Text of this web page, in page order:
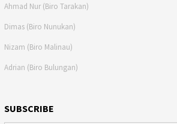
Ahmad Nur (Biro Tarakan)
Dimas (Biro Nunukan)
Nizam (Biro Malinau)
Adrian (Biro Bulungan)
SUBSCRIBE